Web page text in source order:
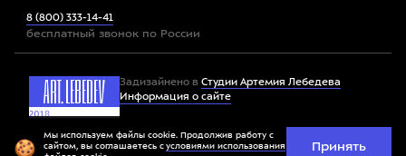
8 (800) 333-14-41
бесплатный звонок по России
Задизайнено в Студии Артемия Лебедева
Информация о сайте
Все права защищены. 2012-2026 © Спорт-Марафон
Мы используем файлы cookie. Продолжив работу с
сайтом, вы соглашаетесь с условиями использования
Принять